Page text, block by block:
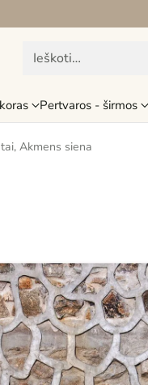
Ieškoti…
Pertvaros - širmos
Akmens siena